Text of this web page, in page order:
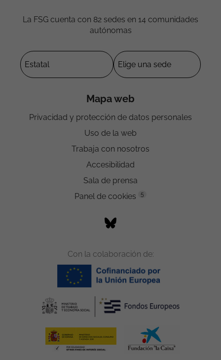
La FSG cuenta con 82 sedes en 14 comunidades
autónomas
Mapa web
Privacidad y protección de datos personales
Uso de la web
Trabaja con nosotros
Accesibilidad
Sala de prensa
Panel de cookies
5
Con la colaboración de: